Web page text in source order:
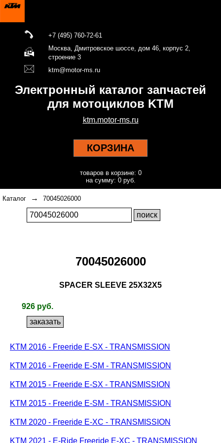
+7 (495) 760-72-61
Москва, Дмитровское шоссе, дом 46, корпус 2,
строение 3
ktm@motor-ms.ru
Электронный каталог запчастей
для мотоциклов KTM
ktm.motor-ms.ru
КОРЗИНА
товаров в корзине: 0
на сумму: 0 руб.
Каталог → 70045026000
70045026000
SPACER SLEEVE 25X32X5
926 руб.
KTM 2016 - Freeride E-SX - TRANSMISSION
KTM 2016 - Freeride E-SM - TRANSMISSION
KTM 2015 - Freeride E-SX - TRANSMISSION
KTM 2015 - Freeride E-SM - TRANSMISSION
KTM 2020 - Freeride E-XC - TRANSMISSION
KTM 2021 - E-Ride Freeride E-XC - TRANSMISSION